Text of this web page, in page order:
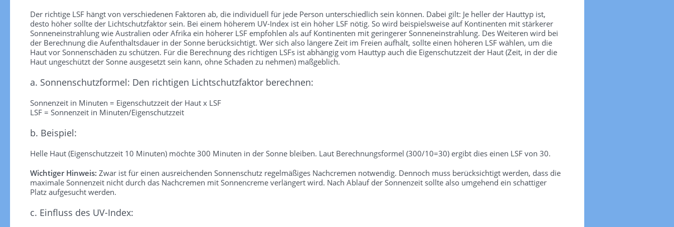
Der richtige LSF hängt von verschiedenen Faktoren ab, die individuell für jede Person unterschiedlich sein können. Dabei gilt: Je heller der Hauttyp ist,
desto höher sollte der Lichtschutzfaktor sein. Bei einem höherem UV-Index ist ein höher LSF nötig. So wird beispielsweise auf Kontinenten mit stärkerer
Sonneneinstrahlung wie Australien oder Afrika ein höherer LSF empfohlen als auf Kontinenten mit geringerer Sonneneinstrahlung. Des Weiteren wird bei
der Berechnung die Aufenthaltsdauer in der Sonne berücksichtigt. Wer sich also längere Zeit im Freien aufhält, sollte einen höheren LSF wählen, um die
Haut vor Sonnenschäden zu schützen. Für die Berechnung des richtigen LSFs ist abhängig vom Hauttyp auch die Eigenschutzzeit der Haut (Zeit, in der die
Haut ungeschützt der Sonne ausgesetzt sein kann, ohne Schaden zu nehmen) maßgeblich.
a. Sonnenschutzformel: Den richtigen Lichtschutzfaktor berechnen:
Sonnenzeit in Minuten = Eigenschutzzeit der Haut x LSF
LSF = Sonnenzeit in Minuten/Eigenschutzzeit
b. Beispiel:
Helle Haut (Eigenschutzzeit 10 Minuten) möchte 300 Minuten in der Sonne bleiben. Laut Berechnungsformel (300/10=30) ergibt dies einen LSF von 30.
Wichtiger Hinweis: Zwar ist für einen ausreichenden Sonnenschutz regelmäßiges Nachcremen notwendig. Dennoch muss berücksichtigt werden, dass die
maximale Sonnenzeit nicht durch das Nachcremen mit Sonnencreme verlängert wird. Nach Ablauf der Sonnenzeit sollte also umgehend ein schattiger
Platz aufgesucht werden.
c. Einfluss des UV-Index: